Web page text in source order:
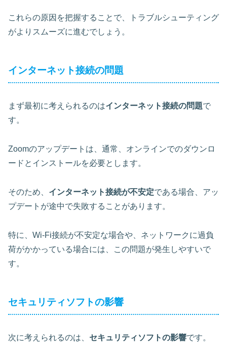
これらの原因を把握することで、トラブルシューティング
がよりスムーズに進むでしょう。
インターネット接続の問題
まず最初に考えられるのはインターネット接続の問題で
す。
Zoomのアップデートは、通常、オンラインでのダウンロ
ードとインストールを必要とします。
そのため、 インターネット接続が不安定である場合、アッ
プデートが途中で失敗することがあります。
特に、Wi-Fi接続が不安定な場合や、ネットワークに過負
荷がかかっている場合には、この問題が発生しやすいで
す。
セキュリティソフトの影響
次に考えられるのは、 セキュリティソフトの影響です。